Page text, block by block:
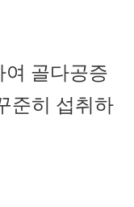
골다공증
준히 섭취하